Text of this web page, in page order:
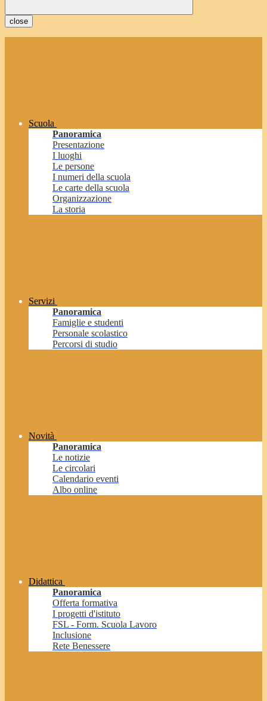
close
Scuola
Panoramica
Presentazione
I luoghi
Le persone
I numeri della scuola
Le carte della scuola
Organizzazione
La storia
Servizi
Panoramica
Famiglie e studenti
Personale scolastico
Percorsi di studio
Novità
Panoramica
Le notizie
Le circolari
Calendario eventi
Albo online
Didattica
Panoramica
Offerta formativa
I progetti d'istituto
FSL - Form. Scuola Lavoro
Inclusione
Rete Benessere